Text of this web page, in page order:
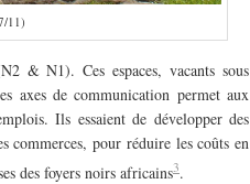
11)
& N1). Ces espaces, vacants sous
axes de communication permet aux
Ils essaient de développer des
commerces, pour réduire les coûts en
des foyers noirs africains3.